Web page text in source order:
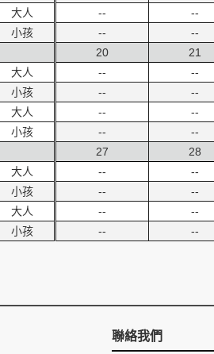
大人
小孩
大人
小孩
大人
小孩
大人
小孩
大人
小孩
--
--
--
--
20
--
--
--
--
21
--
--
--
--
27
--
--
--
--
28
--
--
--
--
聯絡我們